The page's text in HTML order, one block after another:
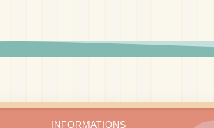
INFORMATIONS